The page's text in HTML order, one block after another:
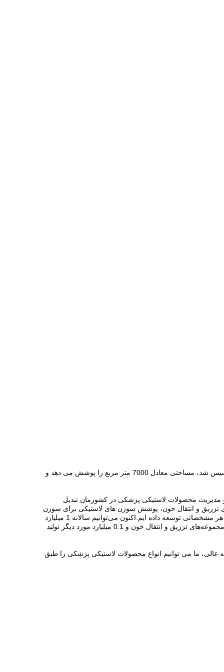
Jiangyin Hongmeng Rubber Plastic Product Co., Ltd. در شهر Jiangyin، استان جیانگ سو واقع شده است، شرکت ما که در سال 2004 تأسیس شد، مساحتی معادل 7000 متر مربع را پوشش می دهد و
مدیریت محصولات لاستیکی پزشکی در کشورمان تبدیل
لاستیکی برای مجموعه های تزریق و انتقال خون، پوشش سوزن های لاستیکی برای سوزن
های خون گیری و سایر قطعات لاستیکی، پد های لاستیکی و کلاهک های لاستیکی برای ابزار پزشکی تولید کند.ما همچنین درب های لاستیکی را در هر مشخصاتی توسعه داده ایم.اکنون می‌توانیم سالانه 1 میلیارد
درپوش لاستیکی برای لوله‌های جمع‌آوری خون خلاء، 0.8 میلیارد روکش لاستیکی برای سوزن‌های جمع‌آوری خون، 0.2 میلیارد لوله لاستیکی برای مجموعه‌های تزریق و انتقال خون و 0.1 میلیارد مورد دیگر تولید
عالی، ما می توانیم انواع محصولات لاستیکی پزشکی را طبق